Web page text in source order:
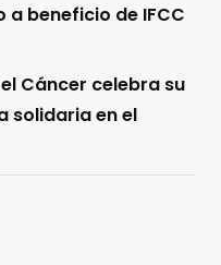
beneficio de IFCC
Cáncer celebra su
solidaria en el